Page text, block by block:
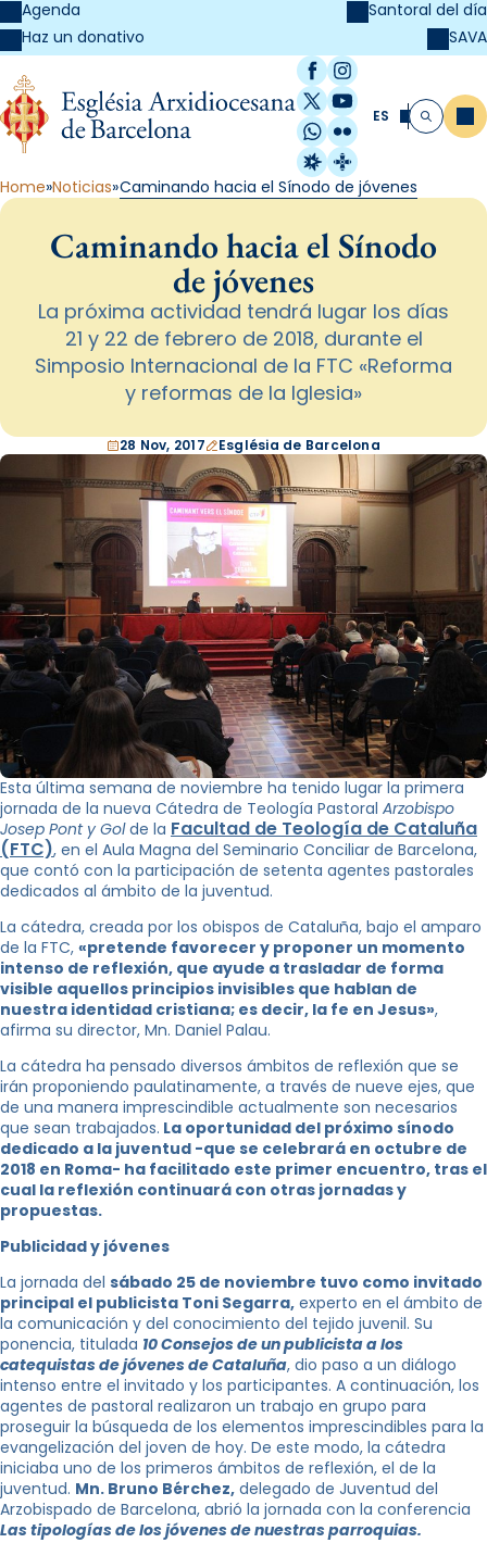
Agenda
Haz un donativo
Santoral del día
SAVA
Facebook
Instagram
X / Twitter
YouTube
WhatsApp
Flickr
Radio Estel
Catalunya
ES Buscar
Home Noticias Caminando hacia el Sínodo de jóvenes
Caminando hacia el Sínodo
de jóvenes
La próxima actividad tendrá lugar los días
21 y 22 de febrero de 2018, durante el
Simposio Internacional de la FTC «Reforma
y reformas de la Iglesia»
28 Nov, 2017 Església de Barcelona
Esta última semana de noviembre ha tenido lugar la primera
jornada de la nueva Cátedra de Teología Pastoral Arzobispo
Josep Pont y Golde la Facultad de Teología de Cataluña
(FTC), en el Aula Magna del Seminario Conciliar de Barcelona, ​​
que contó con la participación de setenta agentes pastorales
dedicados al ámbito de la juventud.
La cátedra, creada por los obispos de Cataluña, bajo el amparo
de la FTC, «pretende favorecer y proponer un momento
intenso de reflexión, que ayude a trasladar de forma
visible aquellos principios invisibles que hablan de
nuestra identidad cristiana; es decir, la fe en Jesus»,
afirma su director, Mn. Daniel Palau.
La cátedra ha pensado diversos ámbitos de reflexión que se
irán proponiendo paulatinamente, a través de nueve ejes, que
de una manera imprescindible actualmente son necesarios
que sean trabajados. La oportunidad del próximo sínodo
dedicado a la juventud -que se celebrará en octubre de
2018 en Roma- ha facilitado este primer encuentro, tras el
cual la reflexión continuará con otras jornadas y
propuestas.
Publicidad y jóvenes
La jornada del sábado 25 de noviembre tuvo como invitado
principal el publicista Toni Segarra, experto en el ámbito de
la comunicación y del conocimiento del tejido juvenil. Su
ponencia, titulada 10 Consejos de un publicista a los
catequistas de jóvenes de Cataluña, dio paso a un diálogo
intenso entre el invitado y los participantes. A continuación, los
agentes de pastoral realizaron un trabajo en grupo para
proseguir la búsqueda de los elementos imprescindibles para la
evangelización del joven de hoy. De este modo, la cátedra
iniciaba uno de los primeros ámbitos de reflexión, el de la
juventud. Mn. Bruno Bérchez, delegado de Juventud del
Arzobispado de Barcelona, ​​abrió la jornada con la conferencia
Las tipologías de los jóvenes de nuestras parroquias.